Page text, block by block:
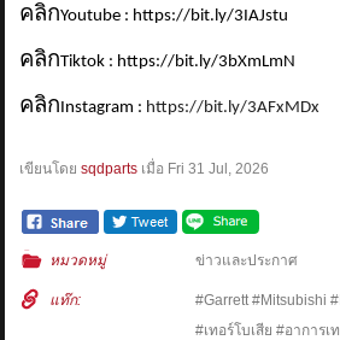
คลิกYoutube : https://bit.ly/3IAJstu
คลิกTiktok : https://bit.ly/3bXmLmN
คลิก Instagram : https://bit.ly/3AFxMDx
เขียนโดยsqdparts เมื่อ Fri 31 Jul, 2026
หมวดหมู่ ข่าวและประกาศ
แท๊ก:
#Garrett #Mitsubishi
#เทอร์โบเสีย #อาการเ